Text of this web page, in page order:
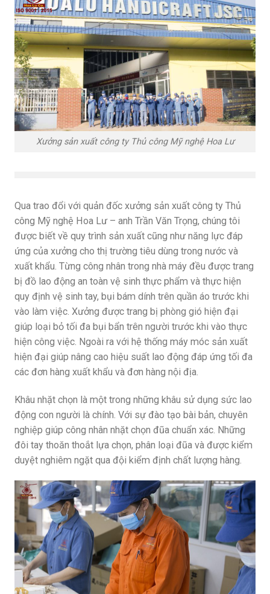
Xưởng sản xuất công ty Thủ công Mỹ nghệ Hoa Lư
Qua trao đổi với quản đốc xưởng sản xuất công ty Thủ
công Mỹ nghệ Hoa Lư – anh Trần Văn Trọng, chúng tôi
được biết về quy trình sản xuất cũng như năng lực đáp
ứng của xưởng cho thị trường tiêu dùng trong nước và
xuất khẩu. Từng công nhân trong nhà máy đều được trang
bị đồ lao động an toàn vệ sinh thực phẩm và thực hiện
quy định vệ sinh tay, bụi bám dính trên quần áo trước khi
vào làm việc. Xưởng được trang bị phòng gió hiện đại
giúp loại bỏ tối đa bụi bẩn trên người trước khi vào thực
hiện công việc. Ngoài ra với hệ thống máy móc sản xuất
hiện đại giúp nâng cao hiệu suất lao động đáp ứng tối đa
các đơn hàng xuất khẩu và đơn hàng nội địa.
Khâu nhặt chọn là một trong những khâu sử dụng sức lao
động con người là chính. Với sự đào tạo bài bản, chuyên
nghiệp giúp công nhân nhặt chọn đũa chuẩn xác. Những
đôi tay thoăn thoắt lựa chọn, phân loại đũa và được kiểm
duyệt nghiêm ngặt qua đội kiểm định chất lượng hàng.